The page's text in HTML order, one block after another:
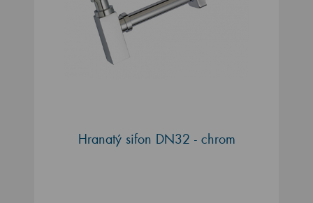
Hranatý sifon DN32 - chrom